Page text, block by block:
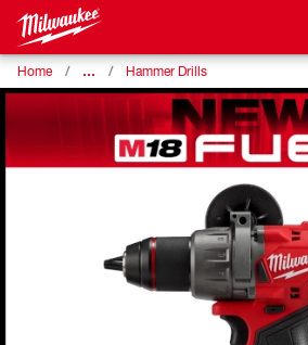
Home … Hammer Drills